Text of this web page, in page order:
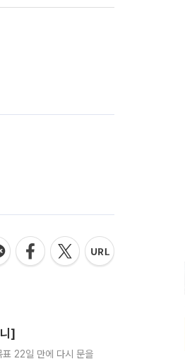
]
22일 만에 다시 문을